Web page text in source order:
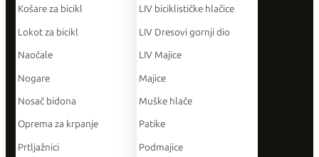
Košare za bicikl
Lokot za bicikl
Naočale
Nogare
Nosač bidona
Oprema za krpanje
Prtljažnici
LIV biciklističke hlačice
LIV Dresovi gornji dio
LIV Majice
Majice
Muške hlače
Patike
Podmajice